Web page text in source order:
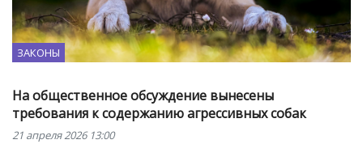
ЗАКОНЫ
На общественное обсуждение вынесены
требования к содержанию агрессивных собак
21 апреля 2026 13:00